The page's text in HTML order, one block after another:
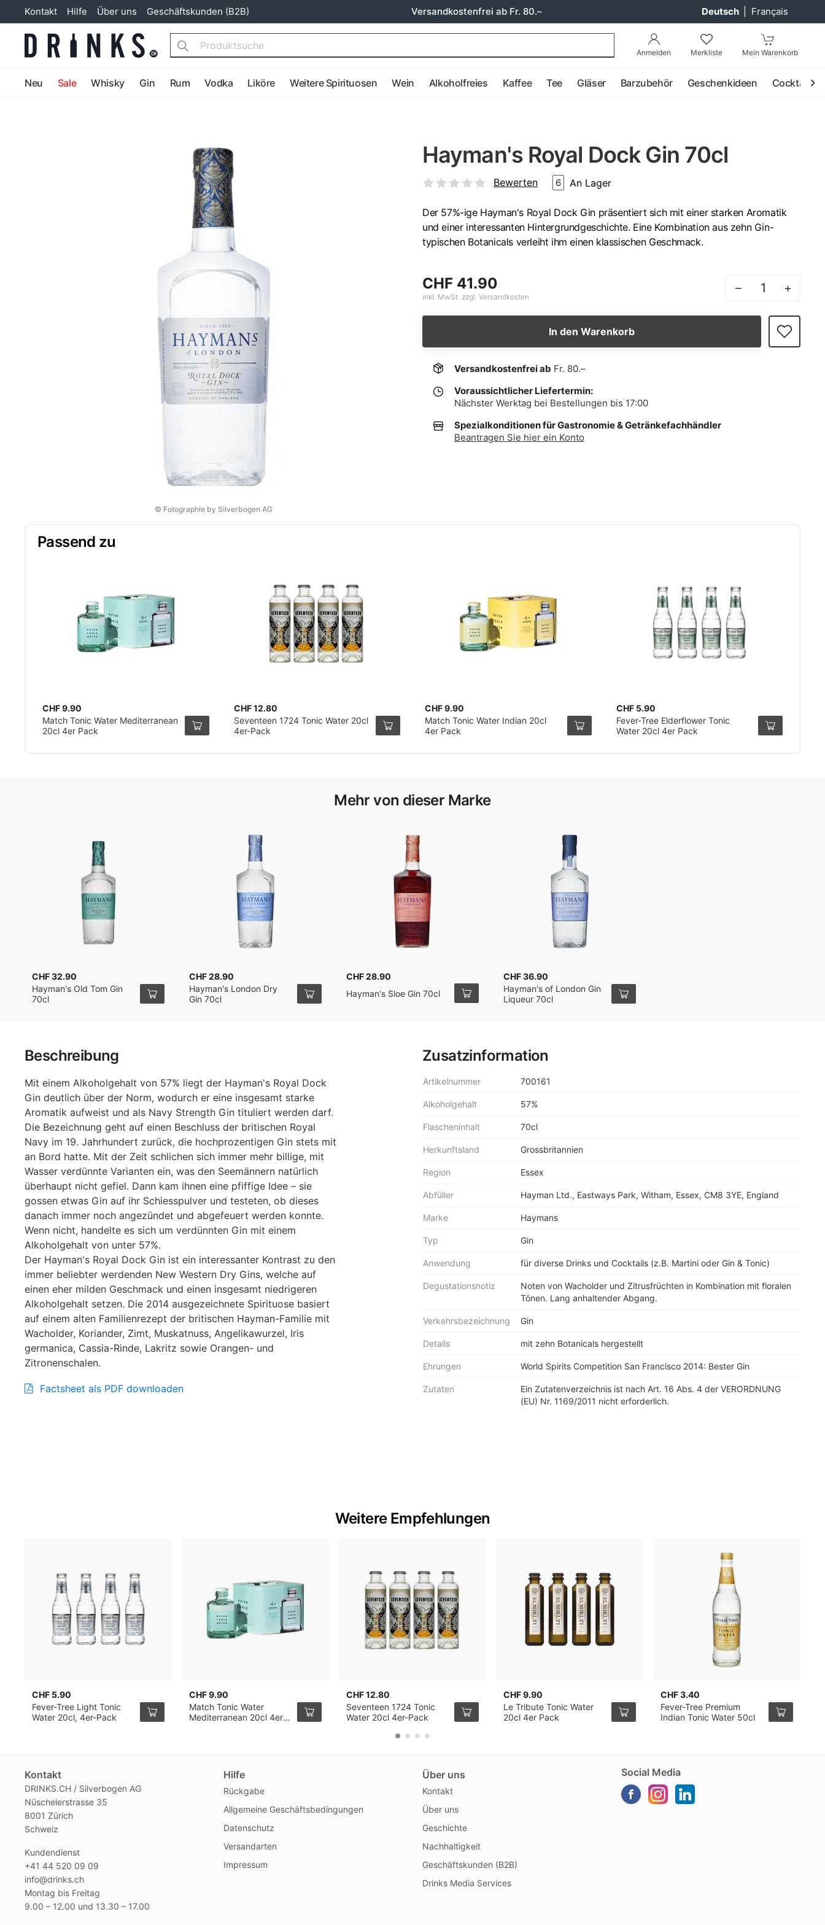
Kontakt Hilfe Über uns Geschäftskunden (B2B) Versandkostenfrei ab Fr. 80.– Deutsch Français
Anmelden Merkliste Mein Warenkorb
Search
Neu Sale Whisky Gin Rum Vodka Liköre Weitere Spirituosen Wein Alkoholfreies Kaffee Tee Gläser Barzubehör Geschenkideen Cocktail
© Fotographie by Silverbogen AG
Hayman's Royal Dock Gin 70cl
Bewerten 6 An Lager
Der 57%-ige Hayman's Royal Dock Gin präsentiert sich mit einer starken Aromatik
und einer interessanten Hintergrundgeschichte. Eine Kombination aus zehn Gin-
typischen Botanicals verleiht ihm einen klassischen Geschmack.
CHF 41.90
inkl. MwSt. zzgl. Versandkosten
– +
In den Warenkorb
Versandkostenfrei ab Fr. 80.–
Voraussichtlicher Liefertermin:
Nächster Werktag bei Bestellungen bis 17:00
Spezialkonditionen für Gastronomie & Getränkefachhändler
Beantragen Sie hier ein Konto
Passend zu
CHF 9.90
Match Tonic Water Mediterranean
20cl 4er Pack
CHF 12.80
Seventeen 1724 Tonic Water 20cl
4er-Pack
CHF 9.90
Match Tonic Water Indian 20cl
4er Pack
CHF 5.90
Fever-Tree Elderflower Tonic
Water 20cl 4er Pack
Beschreibung
Mit einem Alkoholgehalt von 57% liegt der Hayman's Royal Dock
Gin deutlich über der Norm, wodurch er eine insgesamt starke
Aromatik aufweist und als Navy Strength Gin tituliert werden darf.
Die Bezeichnung geht auf einen Beschluss der britischen Royal
Navy im 19. Jahrhundert zurück, die hochprozentigen Gin stets mit
an Bord hatte. Mit der Zeit schlichen sich immer mehr billige, mit
Wasser verdünnte Varianten ein, was den Seemännern natürlich
überhaupt nicht gefiel. Dann kam ihnen eine pfiffige Idee – sie
gossen etwas Gin auf ihr Schiesspulver und testeten, ob dieses
danach immer noch angezündet und abgefeuert werden konnte.
Wenn nicht, handelte es sich um verdünnten Gin mit einem
Alkoholgehalt von unter 57%.
Der Hayman's Royal Dock Gin ist ein interessanter Kontrast zu den
immer beliebter werdenden New Western Dry Gins, welche auf
einen eher milden Geschmack und einen insgesamt niedrigeren
Alkoholgehalt setzen. Die 2014 ausgezeichnete Spirituose basiert
auf einem alten Familienrezept der britischen Hayman-Familie mit
Wacholder, Koriander, Zimt, Muskatnuss, Angelikawurzel, Iris
germanica, Cassia-Rinde, Lakritz sowie Orangen- und
Zitronenschalen.
Factsheet als PDF downloaden
Zusatzinformation
Artikelnummer 700161
Alkoholgehalt 57%
Flascheninhalt 70cl
Herkunftsland Grossbritannien
Region Essex
Abfüller Hayman Ltd., Eastways Park, Witham, Essex, CM8 3YE, England
Marke Haymans
Typ Gin
Anwendung für diverse Drinks und Cocktails (z.B. Martini oder Gin & Tonic)
Degustationsnotiz
Noten von Wacholder und Zitrusfrüchten in Kombination mit floralen
Tönen. Lang anhaltender Abgang.
Verkehrsbezeichnung Gin
Details mit zehn Botanicals hergestellt
Ehrungen World Spirits Competition San Francisco 2014: Bester Gin
Zutaten
Ein Zutatenverzeichnis ist nach Art. 16 Abs. 4 der VERORDNUNG
(EU) Nr. 1169/2011 nicht erforderlich.
Mehr von dieser Marke
CHF 32.90
Hayman's Old Tom Gin
70cl
CHF 28.90
Hayman's London Dry
Gin 70cl
CHF 28.90
Hayman's Sloe Gin 70cl
CHF 36.90
Hayman's of London Gin
Liqueur 70cl
Weitere Empfehlungen
CHF 5.90
Fever-Tree Light Tonic
Water 20cl, 4er-Pack
CHF 9.90
Match Tonic Water
Mediterranean 20cl 4er
CHF 12.80
Seventeen 1724 Tonic
Water 20cl 4er-Pack
CHF 9.90
Le Tribute Tonic Water
20cl 4er Pack
CHF 3.40
Fever-Tree Premium
Indian Tonic Water 50cl
Kontakt
DRINKS.CH / Silverbogen AG
Nüschelerstrasse 35
8001 Zürich
Schweiz
Kundendienst
+41 44 520 09 09
info@drinks.ch
Montag bis Freitag
9.00 – 12.00 und 13.30 – 17.00
Hilfe
Rückgabe
Allgemeine Geschäftsbedingungen
Datenschutz
Versandarten
Impressum
Über uns
Kontakt
Über uns
Geschichte
Nachhaltigkeit
Geschäftskunden (B2B)
Drinks Media Services
Social Media